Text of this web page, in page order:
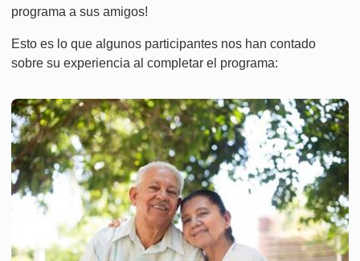
programa a sus amigos!
Esto es lo que algunos participantes nos han contado
sobre su experiencia al completar el programa: